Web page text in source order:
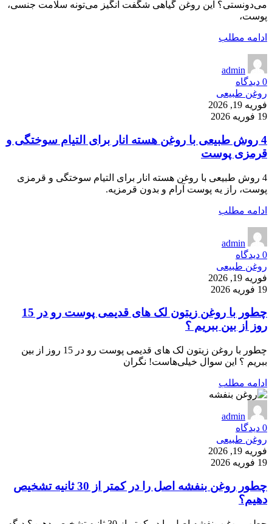
می‌دونستی؟ این روغن گیاهی شگفت انگیز می‌تونه سلامت جنسی،
پوست،
ادامه مطلب
admin
0 دیدگاه
روغن طبیعی
فوریه 19, 2026
19 فوریه 2026
4 روش طبیعی با روغن هسته انار برای التیام سوختگی‌ و
قرمزی‌ پوست
4 روش طبیعی با روغن هسته انار برای التیام سوختگی‌ و قرمزی‌
پوست، راز یه پوست آرام و بدون قرمزیه.
ادامه مطلب
admin
0 دیدگاه
روغن طبیعی
فوریه 19, 2026
19 فوریه 2026
چطور با روغن زیتون لک های قدیمی پوست رو در 15
روز از بین ببریم ؟
چطور با روغن زیتون لک های قدیمی پوست رو در 15 روز از بین
ببریم ؟ این سوال خیلی‌هاست! نگران
ادامه مطلب
admin
0 دیدگاه
روغن طبیعی
فوریه 19, 2026
19 فوریه 2026
چطور روغن بنفشه اصل را در کمتر از 30 ثانیه تشخیص
دهیم؟